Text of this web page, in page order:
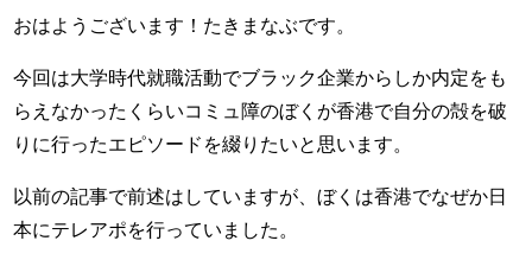
おはようございます！たきまなぶです。
今回は大学時代就職活動でブラック企業からしか内定をも
らえなかったくらいコミュ障のぼくが香港で自分の殻を破
りに行ったエピソードを綴りたいと思います。
以前の記事で前述はしていますが、ぼくは香港でなぜか日
本にテレアポを行っていました。